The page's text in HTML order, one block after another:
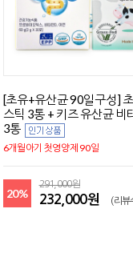
[초유+유산균 90일구성]
스틱 3통 + 키즈 유산균 비
3통
6개월아기 첫영양제 90일
20%
291,000원
232,000원 (리뷰